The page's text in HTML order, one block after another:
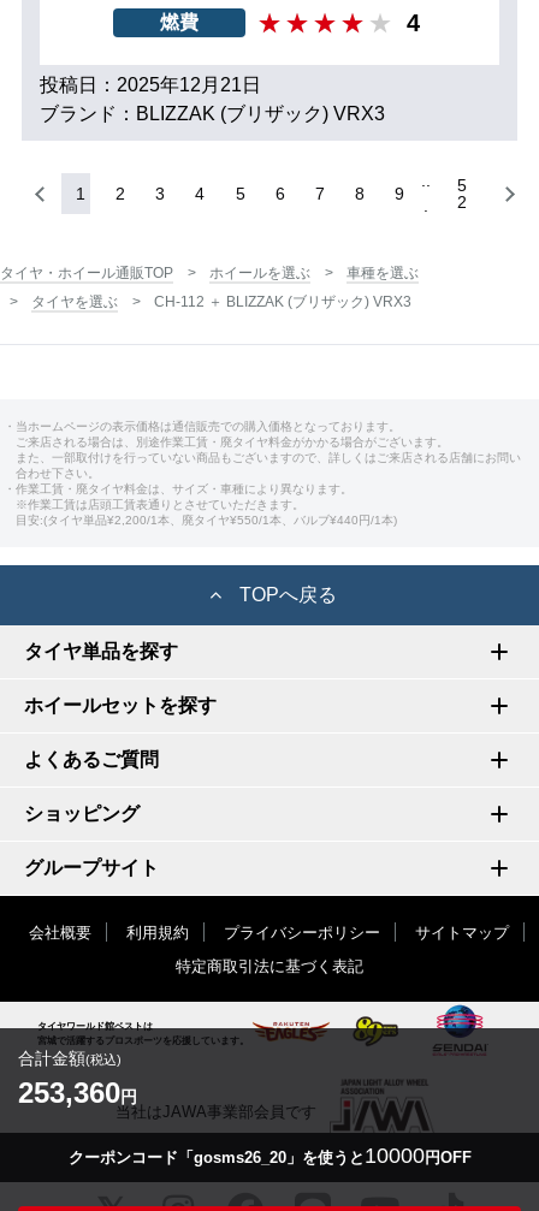
燃費 4
投稿日：2025年12月21日
ブランド：BLIZZAK (ブリザック) VRX3
1 2 3 4 5 6 7 8 9
5
2
合計金額(税込)
253,360円
クーポンコード「gosms26_20」を使うと 10000円OFF
タイヤ・ホイール通販TOP ホイールを選ぶ
車種を選ぶ
タイヤを選ぶ
CH-112 ＋ BLIZZAK (ブリザック) VRX3
・当ホームページの表示価格は通信販売での購入価格となっております。
ご来店される場合は、別途作業工賃・廃タイヤ料金がかかる場合がございます。
また、一部取付けを行っていない商品もございますので、詳しくはご来店される店舗にお問い
合わせ下さい。
・作業工賃・廃タイヤ料金は、サイズ・車種により異なります。
※作業工賃は店頭工賃表通りとさせていただきます。
目安:(タイヤ単品¥2,200/1本、廃タイヤ¥550/1本、バルブ¥440円/1本)
TOPへ戻る
タイヤ単品を探す
ホイールセットを探す
よくあるご質問
ショッピング
グループサイト
会社概要 利用規約 プライバシーポリシー
サイトマップ
特定商取引法に基づく表記
タイヤワールド館ベストは
宮城で活躍するプロスポーツを応援しています。
当社はJAWA事業部会員です